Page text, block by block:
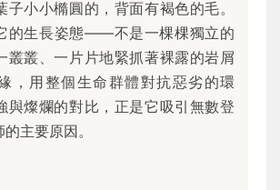
子小小橢圓的，背面有褐色的毛。
的生長姿態——不是一棵棵獨立的
叢叢、一片片地緊抓著裸露的岩屑
，用整個生命群體對抗惡劣的環
與燦爛的對比，正是它吸引無數登
主要原因。